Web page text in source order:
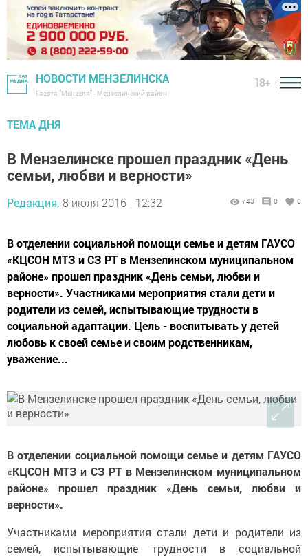
НОВОСТИ МЕНЗЕЛИНСКА
Газета "Мензеля" - Мензелинский район
18+
ТЕМА ДНЯ
В Мензелинске прошел праздник «День
семьи, любви и верности»
Редакция, 8 июля 2016 - 12:32 743 0 0
В отделении социальной помощи семье и детям ГАУСО
«КЦСОН МТЗ и СЗ РТ в Мензелинском муниципальном
районе» прошел праздник «День семьи, любви и
верности». Участниками мероприятия стали дети и
родители из семей, испытывающие трудности в
социальной адаптации. Цель - воспитывать у детей
любовь к своей семье и своим родственникам,
уважение...
В отделении социальной помощи семье и детям ГАУСО
«КЦСОН МТЗ и СЗ РТ в Мензелинском муниципальном
районе» прошел праздник «День семьи, любви и
верности».
Участниками мероприятия стали дети и родители из
семей, испытывающие трудности в социальной